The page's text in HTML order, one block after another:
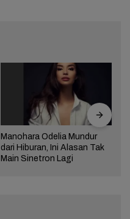
Manohara Odelia Mundur
dari Hiburan, Ini Alasan Tak
Main Sinetron Lagi